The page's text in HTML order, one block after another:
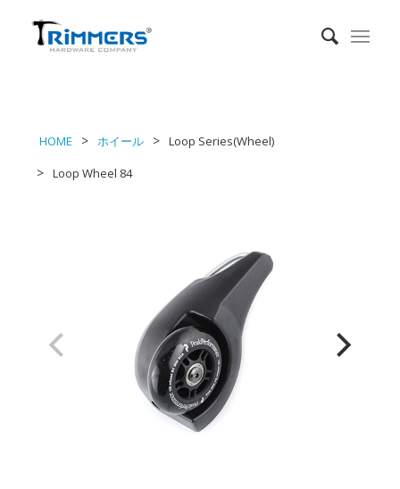
HOME ホイール
Loop Series(Wheel)
Loop Wheel 84